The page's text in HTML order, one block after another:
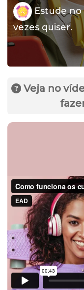
Estude
vezes quiser.
Veja no